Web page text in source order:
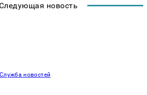
Следующая новость
Служба новостей